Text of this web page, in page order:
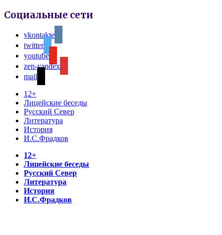
Социальные сети
vkontakte
twitter
youtube
zen-yandex
mail
12+
Лицейские беседы
Русский Север
Литература
История
И.С.Фрадков
12+
Лицейские беседы
Русский Север
Литература
История
И.С.Фрадков